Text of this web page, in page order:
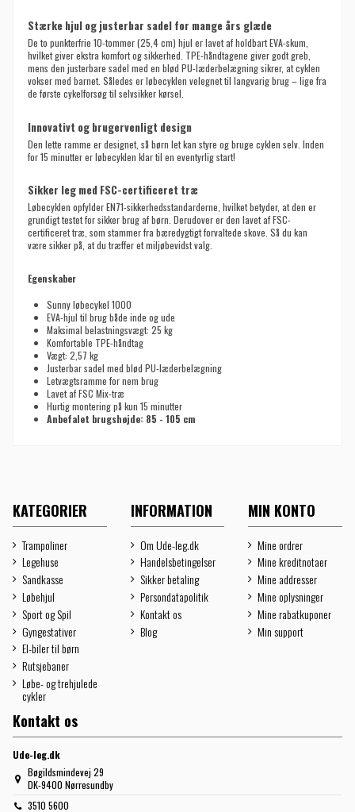
Stærke hjul og justerbar sadel for mange års glæde
De to punkterfrie 10-tommer (25,4 cm) hjul er lavet af holdbart EVA-skum,
hvilket giver ekstra komfort og sikkerhed. TPE-håndtagene giver godt greb,
mens den justerbare sadel med en blød PU-læderbelægning sikrer, at cyklen
vokser med barnet. Således er løbecyklen velegnet til langvarig brug – lige fra
de første cykelforsøg til selvsikker kørsel.
Innovativt og brugervenligt design
Den lette ramme er designet, så børn let kan styre og bruge cyklen selv. Inden
for 15 minutter er løbecyklen klar til en eventyrlig start!
Sikker leg med FSC-certificeret træ
Løbecyklen opfylder EN71-sikkerhedsstandarderne, hvilket betyder, at den er
grundigt testet for sikker brug af børn. Derudover er den lavet af FSC-
certificeret træ, som stammer fra bæredygtigt forvaltede skove. Så du kan
være sikker på, at du træffer et miljøbevidst valg.
Egenskaber
Sunny løbecykel 1000
EVA-hjul til brug både inde og ude
Maksimal belastningsvægt: 25 kg
Komfortable TPE-håndtag
Vægt: 2,57 kg
Justerbar sadel med blød PU-læderbelægning
Letvægtsramme for nem brug
Lavet af FSC Mix-træ
Hurtig montering på kun 15 minutter
Anbefalet brugshøjde: 85 - 105 cm
KATEGORIER
Trampoliner
Legehuse
Sandkasse
Løbehjul
Sport og Spil
Gyngestativer
El-biler til børn
Rutsjebaner
Løbe- og trehjulede
cykler
INFORMATION
Om Ude-leg.dk
Handelsbetingelser
Sikker betaling
Persondatapolitik
Kontakt os
Blog
MIN KONTO
Mine ordrer
Mine kreditnotaer
Mine addresser
Mine oplysninger
Mine rabatkuponer
Min support
Kontakt os
Ude-leg.dk
Bøgildsmindevej 29
DK-9400 Nørresundby
3510 5600